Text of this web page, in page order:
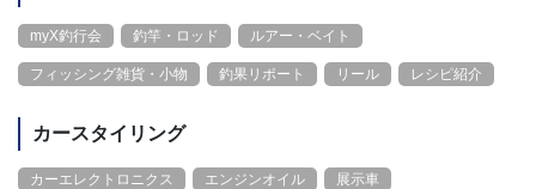
myX釣行会 釣竿・ロッド ルアー・ベイト
フィッシング雑貨・小物 釣果リポート リール レシピ紹介
カースタイリング
カーエレクトロニクス エンジンオイル 展示車